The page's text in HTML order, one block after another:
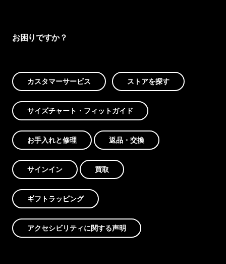
お困りですか？
カスタマーサービス ストアを探す
サイズチャート・フィットガイド
お手入れと修理 返品・交換
サインイン 買取
ギフトラッピング
アクセシビリティに関する声明